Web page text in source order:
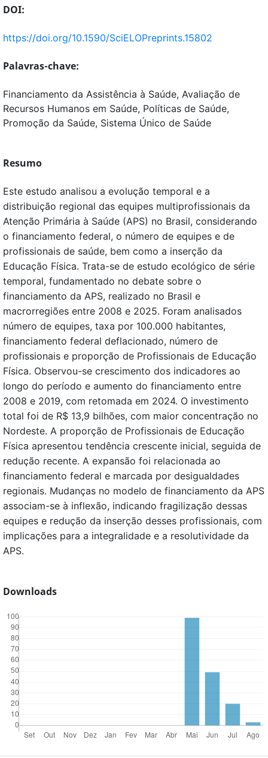
DOI:
https://doi.org/10.1590/SciELOPreprints.15802
Palavras-chave:
Financiamento da Assistência à Saúde, Avaliação de
Recursos Humanos em Saúde, Políticas de Saúde,
Promoção da Saúde, Sistema Único de Saúde
Resumo
Este estudo analisou a evolução temporal e a
distribuição regional das equipes multiprofissionais da
Atenção Primária à Saúde (APS) no Brasil, considerando
o financiamento federal, o número de equipes e de
profissionais de saúde, bem como a inserção da
Educação Física. Trata-se de estudo ecológico de série
temporal, fundamentado no debate sobre o
financiamento da APS, realizado no Brasil e
macrorregiões entre 2008 e 2025. Foram analisados
número de equipes, taxa por 100.000 habitantes,
financiamento federal deflacionado, número de
profissionais e proporção de Profissionais de Educação
Física. Observou-se crescimento dos indicadores ao
longo do período e aumento do financiamento entre
2008 e 2019, com retomada em 2024. O investimento
total foi de R$ 13,9 bilhões, com maior concentração no
Nordeste. A proporção de Profissionais de Educação
Física apresentou tendência crescente inicial, seguida de
redução recente. A expansão foi relacionada ao
financiamento federal e marcada por desigualdades
regionais. Mudanças no modelo de financiamento da APS
associam-se à inflexão, indicando fragilização dessas
equipes e redução da inserção desses profissionais, com
implicações para a integralidade e a resolutividade da
APS.
Downloads